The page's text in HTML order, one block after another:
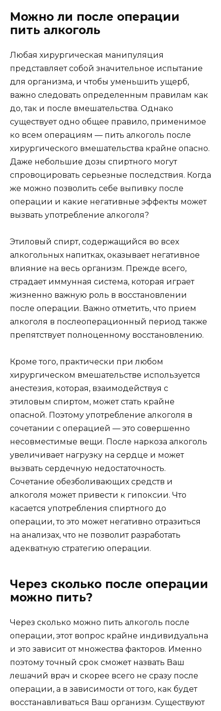
Можно ли после операции
пить алкоголь
Любая хирургическая манипуляция
представляет собой значительное испытание
для организма, и чтобы уменьшить ущерб,
важно следовать определенным правилам как
до, так и после вмешательства. Однако
существует одно общее правило, применимое
ко всем операциям — пить алкоголь после
хирургического вмешательства крайне опасно.
Даже небольшие дозы спиртного могут
спровоцировать серьезные последствия. Когда
же можно позволить себе выпивку после
операции и какие негативные эффекты может
вызвать употребление алкоголя?
Этиловый спирт, содержащийся во всех
алкогольных напитках, оказывает негативное
влияние на весь организм. Прежде всего,
страдает иммунная система, которая играет
жизненно важную роль в восстановлении
после операции. Важно отметить, что прием
алкоголя в послеоперационный период также
препятствует полноценному восстановлению.
Кроме того, практически при любом
хирургическом вмешательстве используется
анестезия, которая, взаимодействуя с
этиловым спиртом, может стать крайне
опасной. Поэтому употребление алкоголя в
сочетании с операцией — это совершенно
несовместимые вещи. После наркоза алкоголь
увеличивает нагрузку на сердце и может
вызвать сердечную недостаточность.
Сочетание обезболивающих средств и
алкоголя может привести к гипоксии. Что
касается употребления спиртного до
операции, то это может негативно отразиться
на анализах, что не позволит разработать
адекватную стратегию операции.
Через сколько после операции
можно пить?
Через сколько можно пить алкоголь после
операции, этот вопрос крайне индивидуальна
и это зависит от множества факторов. Именно
поэтому точный срок сможет назвать Ваш
лешачий врач и скорее всего не сразу после
операции, а в зависимости от того, как будет
восстанавливаться Ваш организм. Существуют